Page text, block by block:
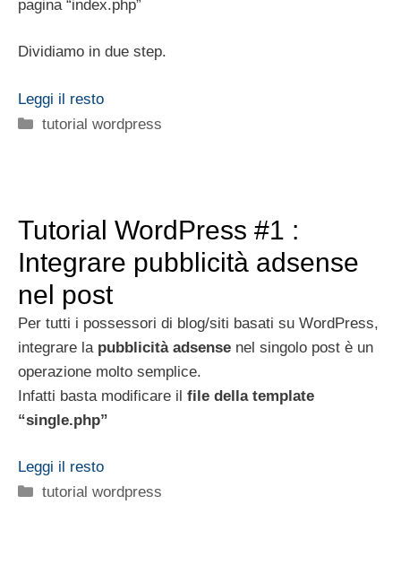
pagina “index.php”
Dividiamo in due step.
Leggi il resto
Categorie
tutorial wordpress
Tutorial WordPress #1 :
Integrare pubblicità adsense
nel post
Per tutti i possessori di blog/siti basati su WordPress,
integrare la pubblicità adsense nel singolo post è un
operazione molto semplice.
Infatti basta modificare il file della template
“single.php”
Leggi il resto
Categorie
tutorial wordpress